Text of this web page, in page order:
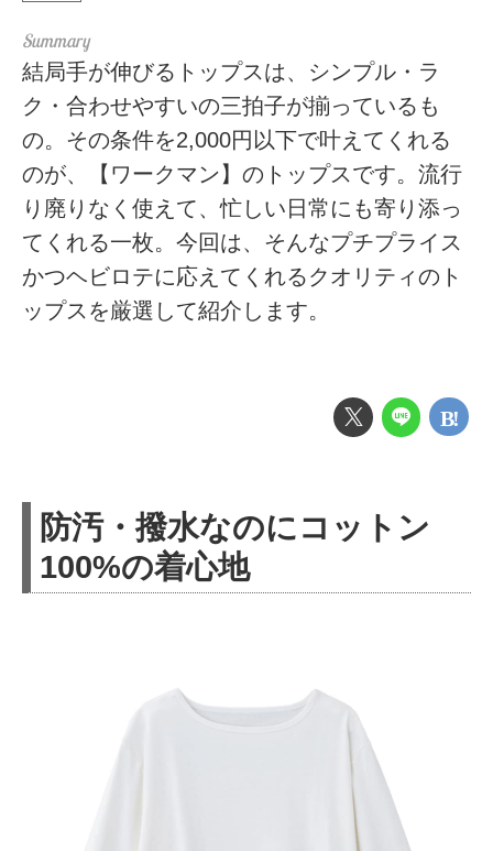
結局手が伸びるトップスは、シンプル・ラ
ク・合わせやすいの三拍子が揃っているも
の。その条件を2,000円以下で叶えてくれる
のが、【ワークマン】のトップスです。流行
り廃りなく使えて、忙しい日常にも寄り添っ
てくれる一枚。今回は、そんなプチプライス
かつヘビロテに応えてくれるクオリティのト
ップスを厳選して紹介します。
防汚・撥水なのにコットン
100%の着心地